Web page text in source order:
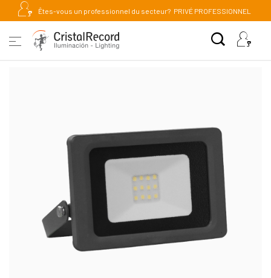
Êtes-vous un professionnel du secteur? PRIVÉ PROFESSIONNEL